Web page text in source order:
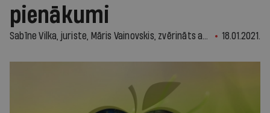
pienākumi
Sabīne Vilka, juriste, Māris Vainovskis, zvērināts advokāts 18.01.2021.